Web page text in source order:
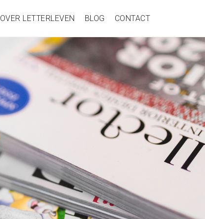
OVER LETTERLEVEN BLOG CONTACT